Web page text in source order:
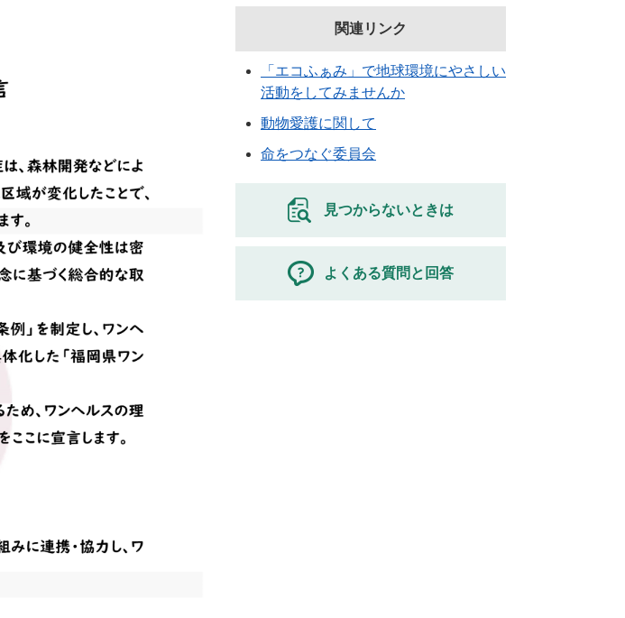
関連リンク
「エコふぁみ」で地球環境にやさしい
活動をしてみませんか
動物愛護に関して
命をつなぐ委員会
見つからないときは
よくある質問と回答